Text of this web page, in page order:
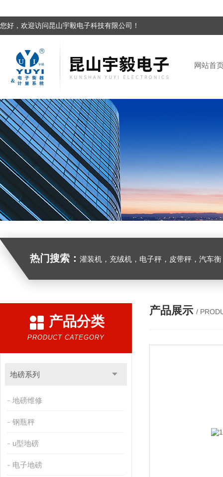
您好，欢迎访问昆山宇毅电子科技有限公司！
网站首
热门搜索： 灌装机，充绒机，电子秤，皮带秤，汽车
产品分类
PRODUCT CATEGORY
地磅系列
地磅维修
钢瓶秤
u型地磅
电子地磅
产品展示 /